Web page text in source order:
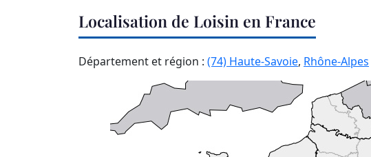
Localisation de Loisin en France
Département et région : (74) Haute-Savoie, Rhône-Alpes